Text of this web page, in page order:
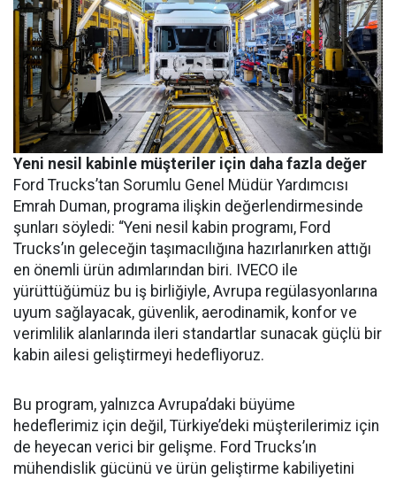
Yeni nesil kabinle müşteriler için daha fazla değer
Ford Trucks’tan Sorumlu Genel Müdür Yardımcısı
Emrah Duman, programa ilişkin değerlendirmesinde
şunları söyledi: “Yeni nesil kabin programı, Ford
Trucks’ın geleceğin taşımacılığına hazırlanırken attığı
en önemli ürün adımlarından biri. IVECO ile
yürüttüğümüz bu iş birliğiyle, Avrupa regülasyonlarına
uyum sağlayacak, güvenlik, aerodinamik, konfor ve
verimlilik alanlarında ileri standartlar sunacak güçlü bir
kabin ailesi geliştirmeyi hedefliyoruz.
Bu program, yalnızca Avrupa’daki büyüme
hedeflerimiz için değil, Türkiye’deki müşterilerimiz için
de heyecan verici bir gelişme. Ford Trucks’ın
mühendislik gücünü ve ürün geliştirme kabiliyetini